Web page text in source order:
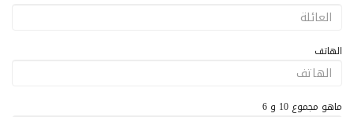
الهاتف
ماهو مجموع 10 و 6